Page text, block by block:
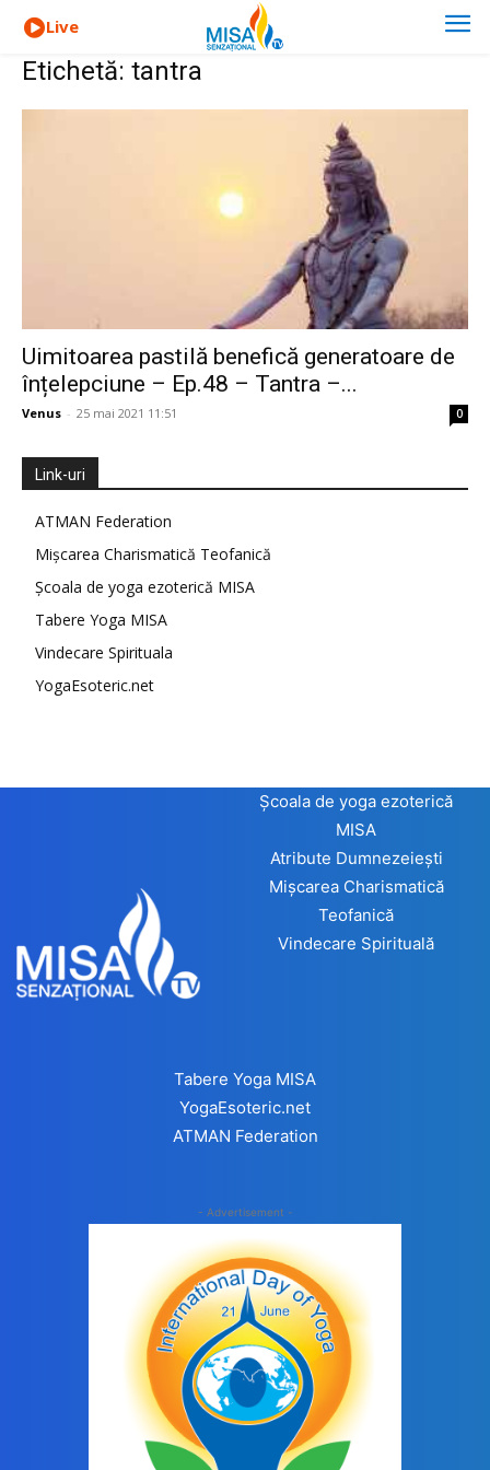
Live
Etichetă: tantra
Uimitoarea pastilă benefică generatoare de
înțelepciune – Ep.48 – Tantra –...
Venus - 25 mai 2021 11:51 0
Link-uri
ATMAN Federation
Mișcarea Charismatică Teofanică
Școala de yoga ezoterică MISA
Tabere Yoga MISA
Vindecare Spirituala
YogaEsoteric.net
Școala de yoga ezoterică
MISA
Atribute Dumnezeiești
Mișcarea Charismatică
Teofanică
Vindecare Spirituală
Tabere Yoga MISA
YogaEsoteric.net
ATMAN Federation
- Advertisement -